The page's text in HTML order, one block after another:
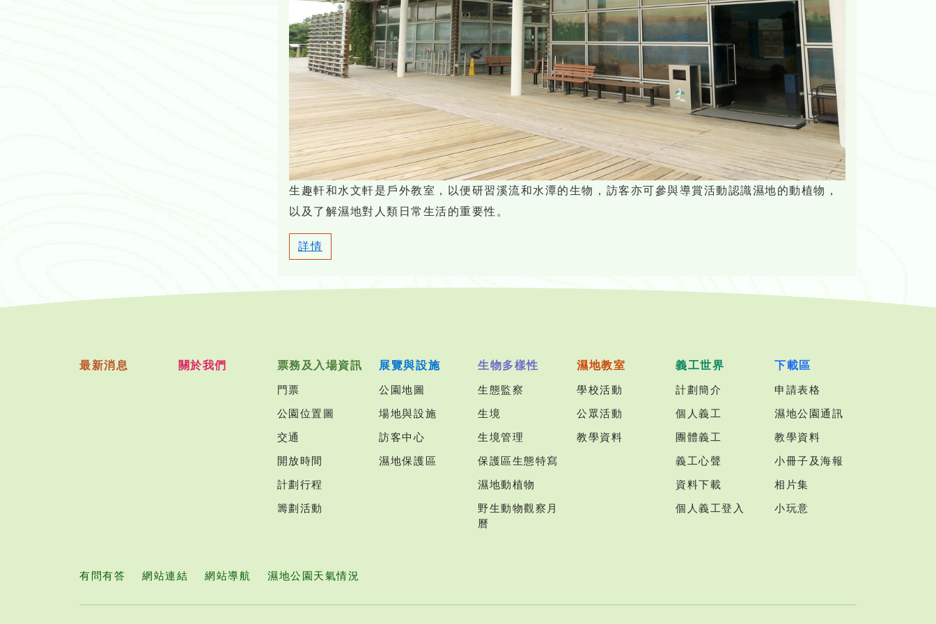
生趣軒和水文軒是戶外教室，以便研習溪流和水潭的生物，訪客亦可參與導賞活動認識濕地的動植物，
以及了解濕地對人類日常生活的重要性。
詳情
最新消息 關於我們 票務及入場資訊
門票
公園位置圖
交通
開放時間
計劃行程
籌劃活動
展覽與設施
公園地圖
場地與設施
訪客中心
濕地保護區
生物多樣性
生態監察
生境
生境管理
保護區生態特寫
濕地動植物
野生動物觀察月
曆
濕地教室
學校活動
公眾活動
教學資料
義工世界
計劃簡介
個人義工
團體義工
義工心聲
資料下載
個人義工登入
下載區
申請表格
濕地公園通訊
教學資料
小冊子及海報
相片集
小玩意
有問有答 網站連結 網站導航 濕地公園天氣情況